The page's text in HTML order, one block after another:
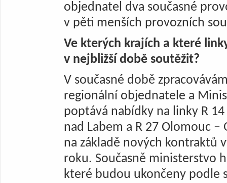
objednatel dva současné
v pěti menších provozních
Ve kterých krajích a které
v nejbližší době soutěžit?
V současné době
regionální objednatele a
poptává nabídky na linky R
nad Labem a R 27 Olomouc –
na základě nových kontraktů
roku. Současně ministerstvo
které budou ukončeny podle